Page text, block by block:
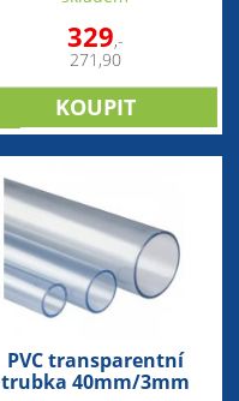
329,-
271,90
PVC transparentní
trubka 40mm/3mm